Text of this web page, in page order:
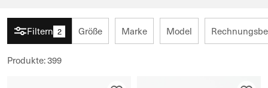
Filtern 2 Größe Marke Model
Produkte:399